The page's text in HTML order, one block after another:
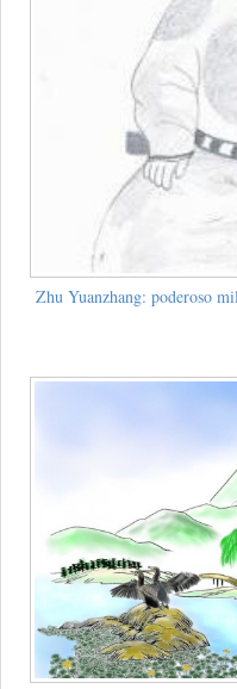
Zhu Yuanzhang: poderoso